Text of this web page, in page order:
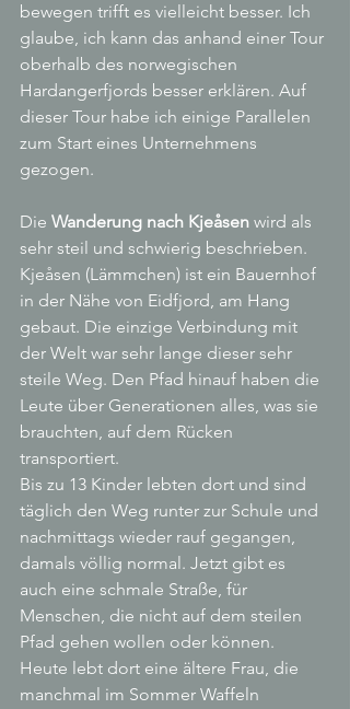
bewegen trifft es vielleicht besser. Ich
glaube, ich kann das anhand einer Tour
oberhalb des norwegischen
Hardangerfjords besser erklären. Auf
dieser Tour habe ich einige Parallelen
zum Start eines Unternehmens
gezogen.
Die Wanderung nach Kjeåsen wird als
sehr steil und schwierig beschrieben.
Kjeåsen (Lämmchen) ist ein Bauernhof
in der Nähe von Eidfjord, am Hang
gebaut. Die einzige Verbindung mit
der Welt war sehr lange dieser sehr
steile Weg. Den Pfad hinauf haben die
Leute über Generationen alles, was sie
brauchten, auf dem Rücken
transportiert.
Bis zu 13 Kinder lebten dort und sind
täglich den Weg runter zur Schule und
nachmittags wieder rauf gegangen,
damals völlig normal. Jetzt gibt es
auch eine schmale Straße, für
Menschen, die nicht auf dem steilen
Pfad gehen wollen oder können.
Heute lebt dort eine ältere Frau, die
manchmal im Sommer Waffeln